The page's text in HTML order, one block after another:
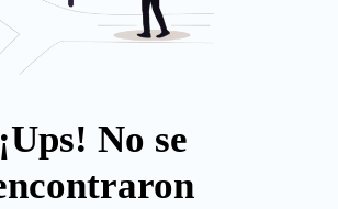
¡Ups! No se